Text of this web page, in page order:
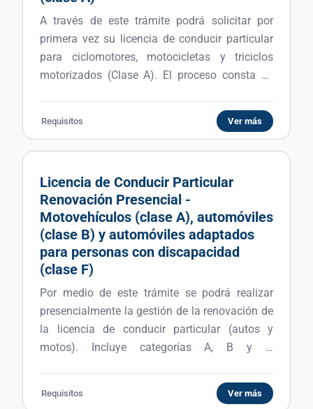
A través de este trámite podrá solicitar por
primera vez su licencia de conducir particular
para ciclomotores, motocicletas y triciclos
motorizados (Clase A). El proceso consta de
obligatorio y gratuito en el Centro de
Capacitación de Tránsito. Deberá gestionar
turno previo, en caso de no haber
llegada (con cupos) a las 8:00 hs, los días
lunes, miércoles o viernes. 2) Examen teórico
presencial y examen médico (con turno previo).
3) Examen práctico presencial (con turno
previo). Recuerde que por ser primera vez el
trámite es PRESENCIAL.
Requisitos Ver más
Licencia de Conducir Particular
Renovación Presencial -
Motovehículos (clase A), automóviles
(clase B) y automóviles adaptados
para personas con discapacidad
(clase F)
Por medio de este trámite se podrá realizar
presencialmente la gestión de la renovación de
la licencia de conducir particular (autos y
motos). Incluye categorías A, B y F.
motocicletas y triciclos motorizados Clase B:
Automóviles y camionetas con acoplado de
Requisitos Ver más